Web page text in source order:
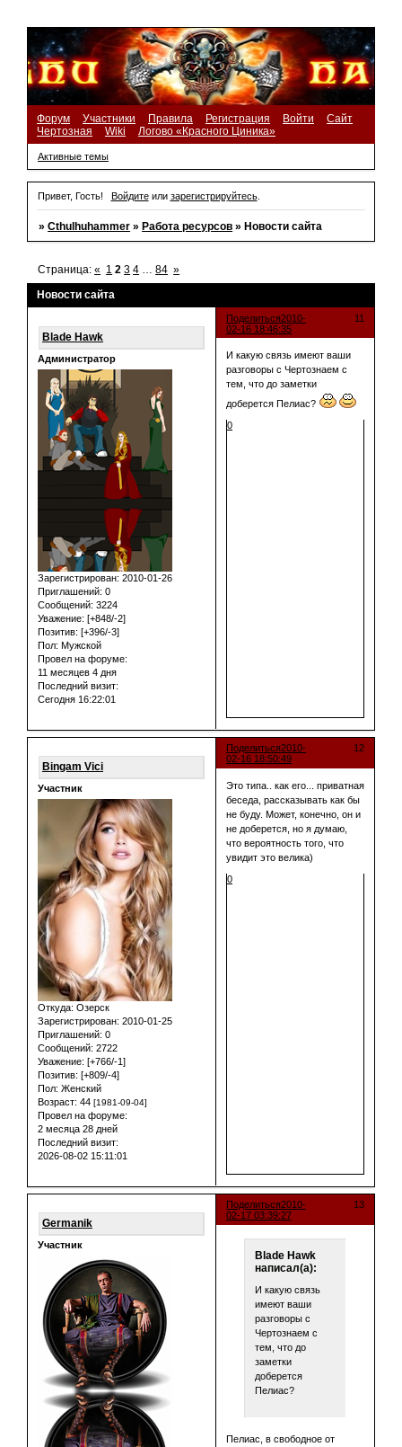
Форум Участники Правила Регистрация Войти
Сайт
Чертозная
Wiki Логово «Красного Циника»
Активные темы
Привет, Гость! Войдитеили зарегистрируйтесь.
»Cthulhuhammer »Работа ресурсов »Новости сайта
Новости сайта
Страница:« 1 2 3 4 … 84 »
Поделиться 11
2010-
02-16 18:46:35
Blade Hawk
Администратор
Зарегистрирован: 2010-01-26
Приглашений: 0
Сообщений: 3224
Уважение: [+848/-2]
Позитив: [+396/-3]
Пол: Мужской
Провел на форуме:
11 месяцев 4 дня
Последний визит:
Сегодня 16:22:01
И какую связь имеют ваши
разговоры с Чертознаем с
тем, что до заметки
доберется Пелиас?
0
Поделиться 12
2010-
02-16 18:50:49
Bingam Vici
Участник
Откуда: Озерск
Зарегистрирован: 2010-01-25
Приглашений: 0
Сообщений: 2722
Уважение: [+766/-1]
Позитив: [+809/-4]
Пол: Женский
Возраст: 44 [1981-09-04]
Провел на форуме:
2 месяца 28 дней
Последний визит:
2026-08-02 15:11:01
Это типа.. как его... приватная
беседа, рассказывать как бы
не буду. Может, конечно, он и
не доберется, но я думаю,
что вероятность того, что
увидит это велика)
0
Поделиться 13
2010-
02-17 03:39:27
Germanik
Участник
Blade Hawk
написал(а):
И какую связь
имеют ваши
разговоры с
Чертознаем с
тем, что до
заметки
доберется
Пелиас?
Пелиас, в свободное от